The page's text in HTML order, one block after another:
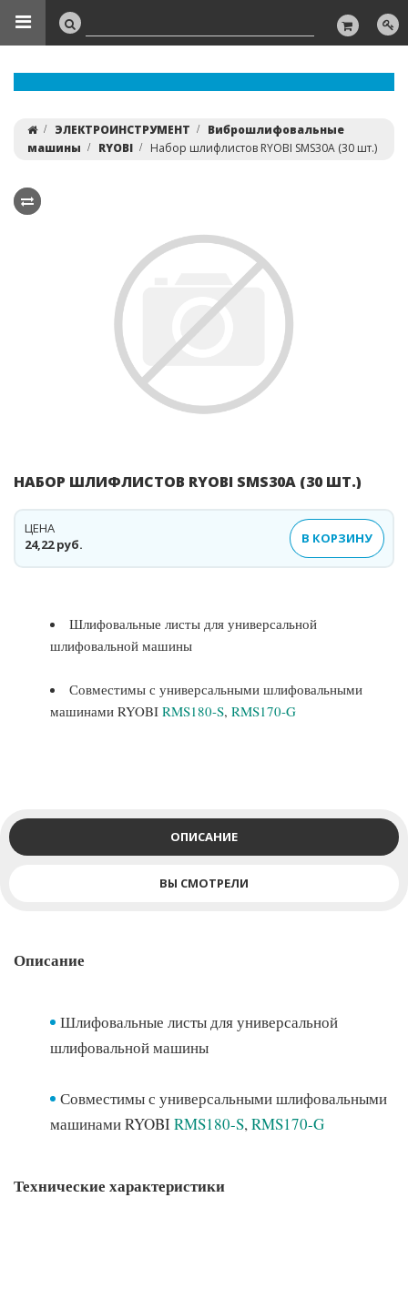
ЭЛЕКТРОИНСТРУМЕНТ
Виброшлифовальные
машины
RYOBI Набор шлифлистов RYOBI SMS30A (30 шт.)
НАБОР ШЛИФЛИСТОВ RYOBI SMS30A (30 ШТ.)
24,22 руб.
ЦЕНА
В КОРЗИНУ
Шлифовальные листы для универсальной
шлифовальной машины
Совместимы с универсальными шлифовальными
машинами RYOBI RMS180-S, RMS170-G
ОПИСАНИЕ
ВЫ СМОТРЕЛИ
Описание
Шлифовальные листы для универсальной
шлифовальной машины
Совместимы с универсальными шлифовальными
машинами RYOBIRMS180-S,RMS170-G
Технические характеристики